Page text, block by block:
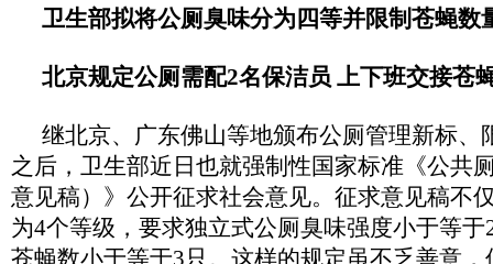
卫生部拟将公厕臭味分为四等并限制苍蝇数
北京规定公厕需配2名保洁员 上下班交接苍
继北京、广东佛山等地颁布公厕管理新标、
之后，卫生部近日也就强制性国家标准《公共
意见稿）》公开征求社会意见。征求意见稿不
为4个等级，要求独立式公厕臭味强度小于等
苍蝇数小于等于3只。这样的规定虽不乏善意